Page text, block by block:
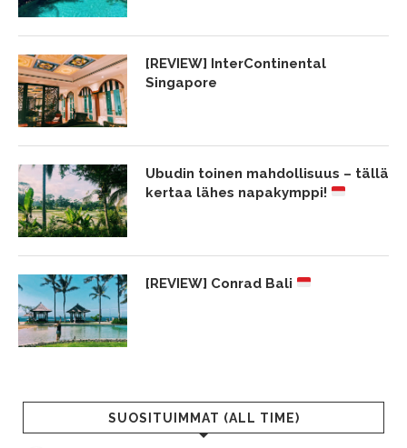
[REVIEW] InterContinental
Singapore
Ubudin toinen mahdollisuus – tällä
kertaa lähes napakymppi!
[REVIEW] Conrad Bali
SUOSITUIMMAT (ALL TIME)